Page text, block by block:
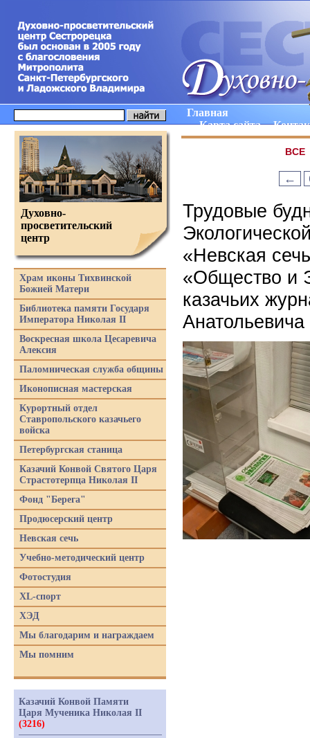
Главная
Карта сайта
ВCE
←
Трудовые
«Невская
«Общество и
казачьих
Анатольевича
Духовно-
просветительский
центр
Храм иконы Тихвинской
Божией Матери
Библиотека памяти Государя
Императора Николая II
Воскресная школа Цесаревича
Алексия
Паломническая служба общины
Иконописная мастерская
Курортный отдел
Ставропольского казачьего
войска
Петербургская станица
Казачий Конвой Святого Царя
Страстотерпца Николая II
Фонд "Берега"
Продюсерский центр
Невская сечь
Учебно-методический центр
Фотостудия
XL-спорт
ХЭД
Мы благодарим и награждаем
Мы помним
Казачий Конвой Памяти
Царя Мученика Николая II
(3216)